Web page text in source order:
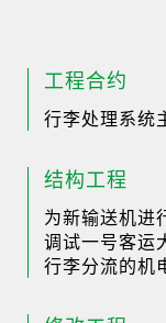
工程合约
行李处理系统
结构工程
为新输送机进
调试一号客运
行李分流的机